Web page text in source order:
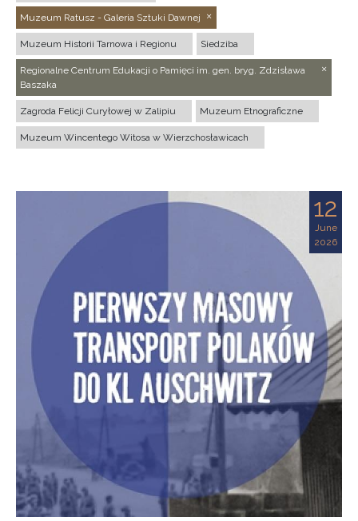
Muzeum Ratusz - Galeria Sztuki Dawnej
Muzeum Historii Tarnowa i Regionu Siedziba
Regionalne Centrum Edukacji o Pamięci im. gen. bryg. Zdzisława
Baszaka
Zagroda Felicji Curyłowej w Zalipiu Muzeum Etnograficzne
Muzeum Wincentego Witosa w Wierzchosławicach
12
June
2026